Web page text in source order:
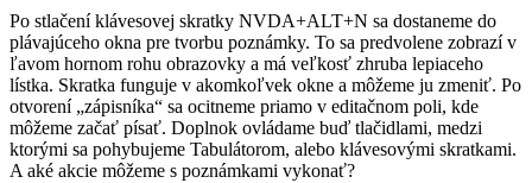
Po stlačení klávesovej skratky NVDA+ALT+N sa dostaneme do
plávajúceho okna pre tvorbu poznámky. To sa predvolene zobrazí v
ľavom hornom rohu obrazovky a má veľkosť zhruba lepiaceho
lístka. Skratka funguje v akomkoľvek okne a môžeme ju zmeniť. Po
otvorení „zápisníka“ sa ocitneme priamo v editačnom poli, kde
môžeme začať písať. Doplnok ovládame buď tlačidlami, medzi
ktorými sa pohybujeme Tabulátorom, alebo klávesovými skratkami.
A aké akcie môžeme s poznámkami vykonať?